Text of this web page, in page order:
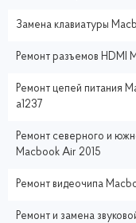
Замена клавиатуры
Ремонт разъемов HDMI
Ремонт цепей питания
a1237
Ремонт северного и
Macbook Air 2015
Ремонт видеочипа
Ремонт и замена